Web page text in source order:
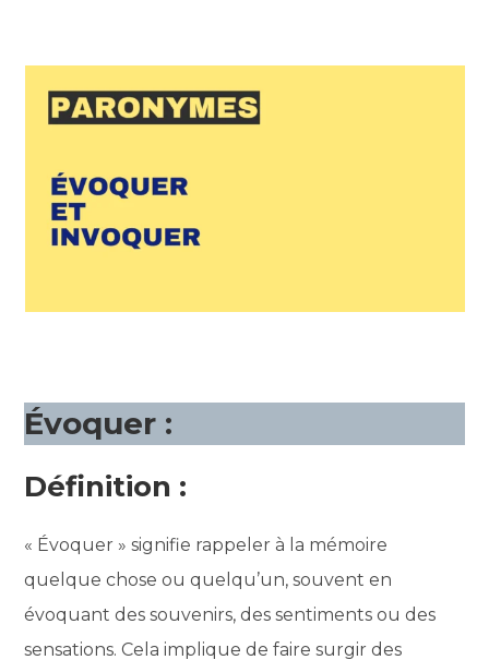
Évoquer :
Définition :
« Évoquer » signifie rappeler à la mémoire
quelque chose ou quelqu’un, souvent en
évoquant des souvenirs, des sentiments ou des
sensations. Cela implique de faire surgir des